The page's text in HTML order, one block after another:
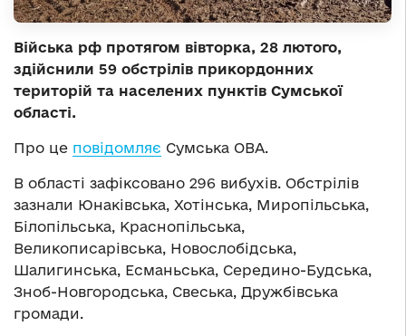
Війська рф протягом вівторка, 28 лютого,
здійснили 59 обстрілів прикордонних
територій та населених пунктів Сумської
області.
Про це повідомляє Сумська ОВА.
В області зафіксовано 296 вибухів. Обстрілів
зазнали Юнаківська, Хотінська, Миропільська,
Білопільська, Краснопільська,
Великописарівська, Новослобідська,
Шалигинська, Есманьська, Середино-Будська,
Зноб-Новгородська, Свеська, Дружбівська
громади.